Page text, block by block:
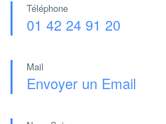
Téléphone
01 42 24 91 20
Mail
Envoyer un Email